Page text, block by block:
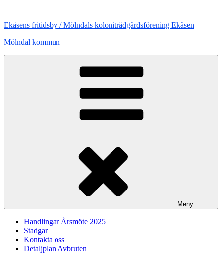
innehåll
Ekåsens fritidsby / Mölndals koloniträdgårdsförening Ekåsen
Mölndal kommun
Meny
Handlingar Årsmöte 2025
Stadgar
Kontakta oss
Detaljplan Avbruten